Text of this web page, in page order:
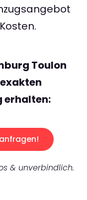
Toulon
erhalten:
& unverbindlich.